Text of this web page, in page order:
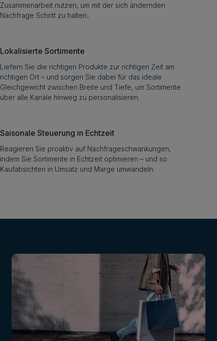
Zusammenarbeit nutzen, um mit der sich ändernden
Nachfrage Schritt zu halten..
Lokalisierte Sortimente
Liefern Sie die richtigen Produkte zur richtigen Zeit am
richtigen Ort – und sorgen Sie dabei für das ideale
Gleichgewicht zwischen Breite und Tiefe, um Sortimente
über alle Kanäle hinweg zu personalisieren.
Saisonale Steuerung in Echtzeit
Reagieren Sie proaktiv auf Nachfrageschwankungen,
indem Sie Sortimente in Echtzeit optimieren – und so
Kaufabsichten in Umsatz und Marge umwandeln.